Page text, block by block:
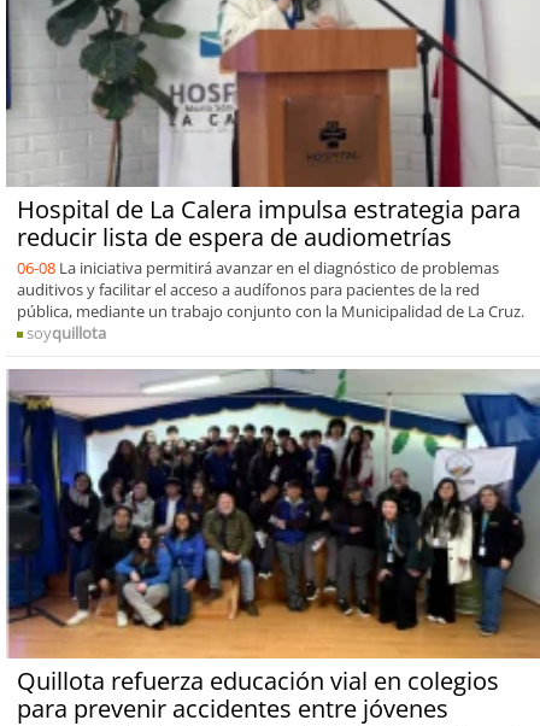
Hospital de La Calera impulsa estrategia para
reducir lista de espera de audiometrías
06-08 La iniciativa permitirá avanzar en el diagnóstico de problemas
auditivos y facilitar el acceso a audífonos para pacientes de la red
pública, mediante un trabajo conjunto con la Municipalidad de La Cruz.
soyquillota
Quillota refuerza educación vial en colegios
para prevenir accidentes entre jóvenes